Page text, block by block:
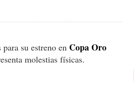
para su estreno en Copa Oro
molestias físicas.